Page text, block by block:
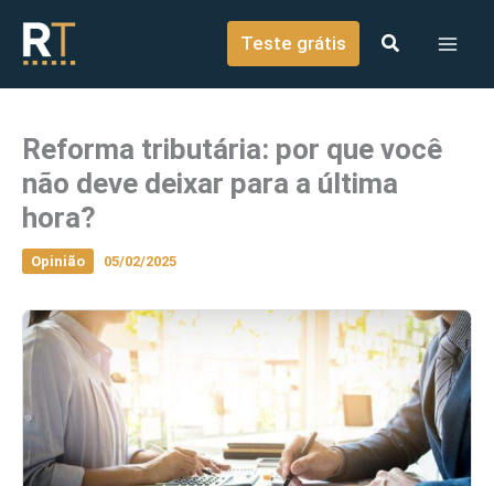
conteúdo
Teste grátis
Reforma tributária: por que você
não deve deixar para a última
hora?
Opinião 05/02/2025